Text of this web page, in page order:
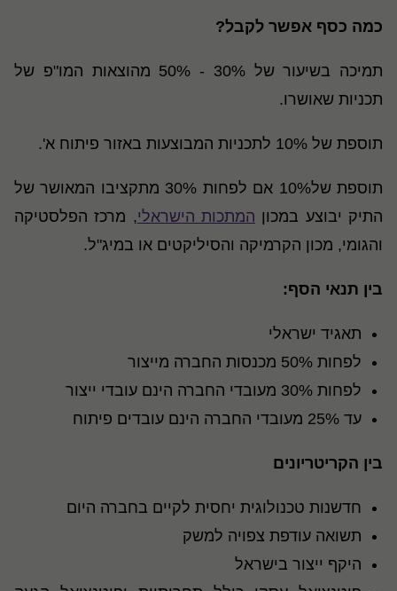
כמה כסף אפשר לקבל?
תמיכה בשיעור של 30% - 50% מהוצאות המו"פ של
תכניות שאושרו.
תוספת של 10% לתכניות המבוצעות באזור פיתוח א'.
תוספת של10% אם לפחות 30% מתקציבו המאושר של
התיק יבוצע במכון המתכות הישראלי, מרכז הפלסטיקה
והגומי, מכון הקרמיקה והסיליקטים או במיג"ל.
בין תנאי הסף:
תאגיד ישראלי
לפחות 50% מכנסות החברה מייצור
לפחות 30% מעובדי החברה הינם עובדי ייצור
עד 25% מעובדי החברה הינם עובדים פיתוח
בין הקריטריונים
חדשנות טכנולוגית יחסית לקיים בחברה היום
תשואה עודפת צפויה למשק
היקף ייצור בישראל